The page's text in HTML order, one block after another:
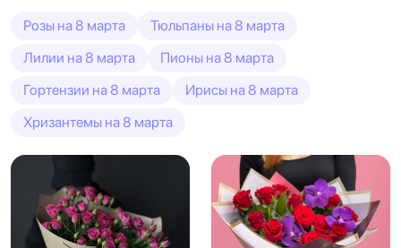
Розы на 8 марта
Тюльпаны на 8 марта
Лилии на 8 марта
Пионы на 8 марта
Гортензии на 8 марта
Ирисы на 8 марта
Хризантемы на 8 марта